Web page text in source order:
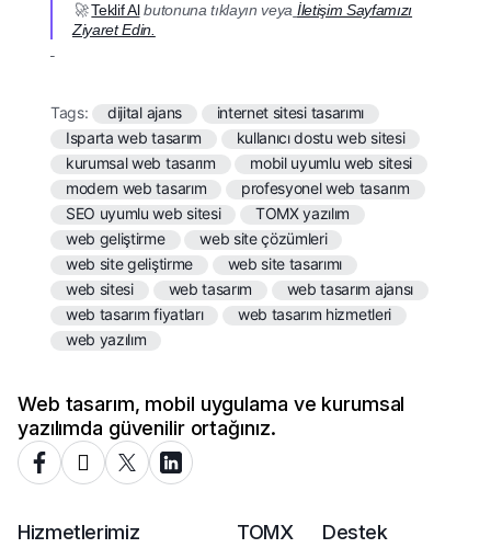
🚀Teklif Albutonuna tıklayın veya İletişim Sayfamızı
Ziyaret Edin.
Tags: dijital ajans
internet sitesi tasarımı
Isparta web tasarım
kullanıcı dostu web sitesi
kurumsal web tasarım
mobil uyumlu web sitesi
modern web tasarım
profesyonel web tasarım
SEO uyumlu web sitesi
TOMX yazılım
web geliştirme
web site çözümleri
web site geliştirme
web site tasarımı
web sitesi
web tasarım
web tasarım ajansı
web tasarım fiyatları
web tasarım hizmetleri
web yazılım
Web tasarım, mobil uygulama ve kurumsal
yazılımda güvenilir ortağınız.
Hizmetlerimiz TOMX Destek